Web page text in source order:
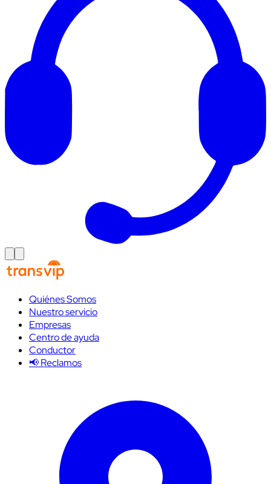
Quiénes Somos
Nuestro servicio
Empresas
Centro de ayuda
Conductor
📢 Reclamos